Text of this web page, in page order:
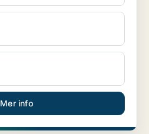
Mer info